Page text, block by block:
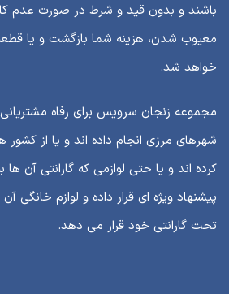
باشند و بدون قید و شرط در صورت عدم
معیوب شدن، هزینه شما بازگشت و یا
خواهد شد.
مجموعه زنجان سرویس برای رفاه
شهرهای مرزی انجام داده اند و یا از کشور
کرده اند و یا حتی لوازمی که گارانتی آن
پیشنهاد ویژه ای قرار داده و لوازم خانگی
تحت گارانتی خود قرار می دهد.